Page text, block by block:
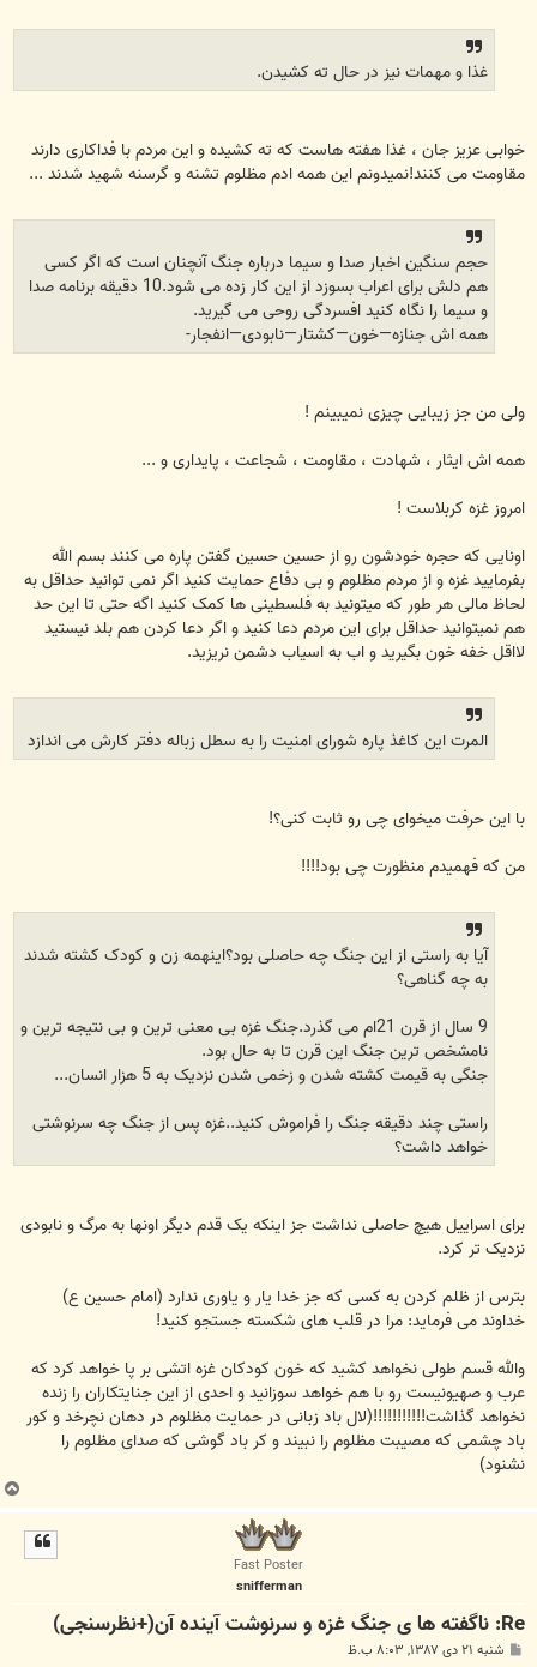
غذا و مهمات نیز در حال ته کشیدن.
خوابی عزیز جان ، غذا هفته هاست که ته کشیده و این مردم با فداکاری دارند
مقاومت می کنند!نمیدونم این همه ادم مظلوم تشنه و گرسنه شهید شدند ...
حجم سنگین اخبار صدا و سیما درباره جنگ آنچنان است که اگر کسی
هم دلش برای اعراب بسوزد از این کار زده می شود.10 دقیقه برنامه صدا
و سیما را نگاه کنید افسردگی روحی می گیرید.
همه اش جنازه—خون—کشتار—نابودی—انفجار-
ولی من جز زیبایی چیزی نمیبینم !
همه اش ایثار ، شهادت ، مقاومت ، شجاعت ، پایداری و ...
امروز غزه کربلاست !
اونایی که حجره خودشون رو از حسین حسین گفتن پاره می کنند بسم الله
بفرمایید غزه و از مردم مظلوم و بی دفاع حمایت کنید اگر نمی توانید حداقل به
لحاظ مالی هر طور که میتونید به فلسطینی ها کمک کنید اگه حتی تا این حد
هم نمیتوانید حداقل برای این مردم دعا کنید و اگر دعا کردن هم بلد نیستید
لااقل خفه خون بگیرید و اب به اسیاب دشمن نریزید.
المرت این کاغذ پاره شورای امنیت را به سطل زباله دفتر کارش می اندازد
با این حرفت میخوای چی رو ثابت کنی؟!
من که فهمیدم منظورت چی بود!!!!
آیا به راستی از این جنگ چه حاصلی بود؟اینهمه زن و کودک کشته شدند
به چه گناهی؟
9 سال از قرن 21ام می گذرد.جنگ غزه بی معنی ترین و بی نتیجه ترین و
نامشخص ترین جنگ این قرن تا به حال بود.
جنگی به قیمت کشته شدن و زخمی شدن نزدیک به 5 هزار انسان...
راستی چند دقیقه جنگ را فراموش کنید..غزه پس از جنگ چه سرنوشتی
خواهد داشت؟
برای اسراییل هیچ حاصلی نداشت جز اینکه یک قدم دیگر اونها به مرگ و نابودی
نزدیک تر کرد.
بترس از ظلم کردن به کسی که جز خدا یار و یاوری ندارد (امام حسین ع)
خداوند می فرماید: مرا در قلب های شکسته جستجو کنید!
والله قسم طولی نخواهد کشید که خون کودکان غزه اتشی بر پا خواهد کرد که
عرب و صهیونیست رو با هم خواهد سوزانید و احدی از این جنایتکاران را زنده
نخواهد گذاشت!!!!!!!!!!!(لال باد زبانی در حمایت مظلوم در دهان نچرخد و کور
باد چشمی که مصیبت مظلوم را نبیند و کر باد گوشی که صدای مظلوم را
نشنود)
ب
ا
Fast Poster
snifferman
Re: ناگفته ها ی جنگ غزه و سرنوشت آینده آن(+نظرسنجی)
پ شنبه ۲۱ دی ۱۳۸۷, ۸:۰۳ ب.ظ